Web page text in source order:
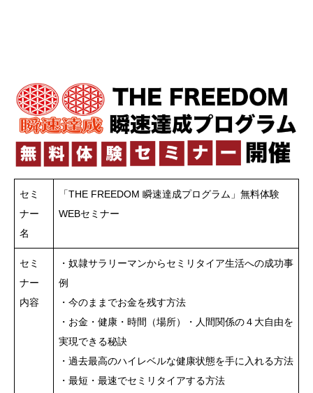
セミ
ナー
名
「THE FREEDOM 瞬速達成プログラム」無料体験
WEBセミナー
セミ
ナー
内容
・奴隷サラリーマンからセミリタイア生活への成功事
例
・今のままでお金を残す方法
・お金・健康・時間（場所）・人間関係の４大自由を
実現できる秘訣
・過去最高のハイレベルな健康状態を手に入れる方法
・最短・最速でセミリタイアする方法